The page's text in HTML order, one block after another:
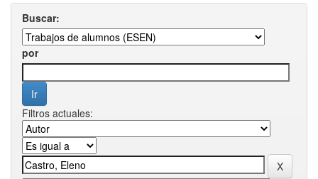
Buscar:
por
Filtros actuales: